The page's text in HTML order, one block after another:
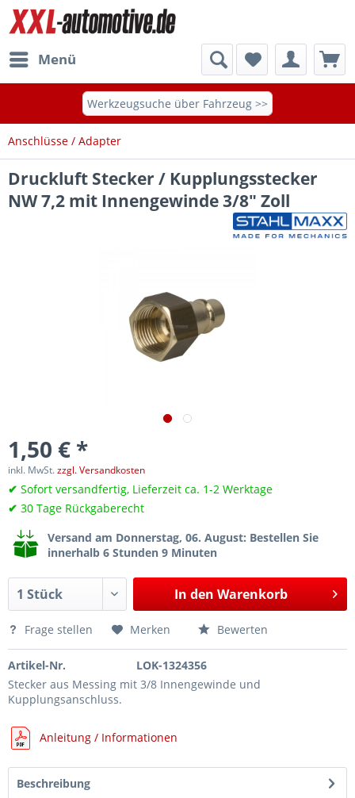
Menü
Werkzeugsuche über Fahrzeug >>
Anschlüsse / Adapter
Druckluft Stecker / Kupplungsstecker
NW 7,2 mit Innengewinde 3/8" Zoll
1,50 € *
inkl. MwSt.zzgl. Versandkosten
✔ Sofort versandfertig, Lieferzeit ca. 1-2 Werktage
✔ 30 Tage Rückgaberecht
Versand am Donnerstag, 06. August: Bestellen Sie
innerhalb 6 Stunden 9 Minuten
In den Warenkorb
Frage stellen Merken Bewerten
Artikel-Nr.
LOK-1324356
Stecker aus Messing mit 3/8 Innengewinde und
Kupplungsanschluss.
Anleitung / Informationen
Beschreibung